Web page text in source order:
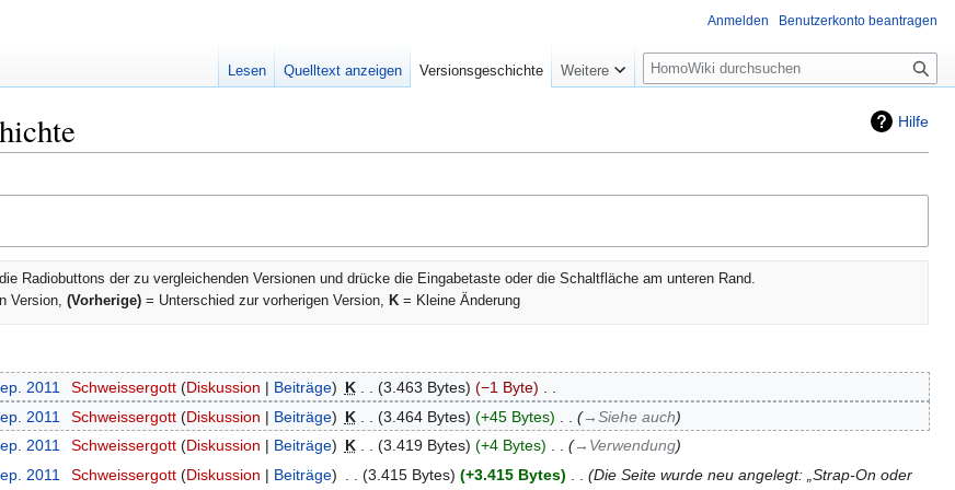
Hilfe
Radiobuttons der zu vergleichenden Versionen und drücke die Eingabetaste oder die Schaltfläche am unteren Rand.
Version, (Vorherige) = Unterschied zur vorherigen Version, K = Kleine Änderung
2011 Schweissergott Diskussion Beiträge K 3.463 Bytes −1 Byte
2011 Schweissergott Diskussion Beiträge K 3.464 Bytes +45 Bytes
→‎Siehe auch
2011 Schweissergott Diskussion Beiträge K 3.419 Bytes +4 Bytes
→‎Verwendung
2011 Schweissergott Diskussion Beiträge 3.415 Bytes +3.415 Bytes
Die Seite wurde neu angelegt: „Strap-On oder
Anmelden Benutzerkonto beantragen
Lesen Quelltext anzeigen Versionsgeschichte Weitere
Suche